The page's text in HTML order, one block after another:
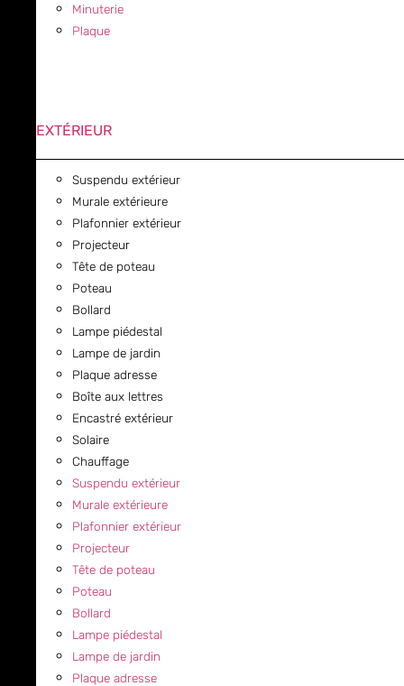
Minuterie
Plaque
EXTÉRIEUR
Suspendu extérieur
Murale extérieure
Plafonnier extérieur
Projecteur
Tête de poteau
Poteau
Bollard
Lampe piédestal
Lampe de jardin
Plaque adresse
Boîte aux lettres
Encastré extérieur
Solaire
Chauffage
Suspendu extérieur
Murale extérieure
Plafonnier extérieur
Projecteur
Tête de poteau
Poteau
Bollard
Lampe piédestal
Lampe de jardin
Plaque adresse